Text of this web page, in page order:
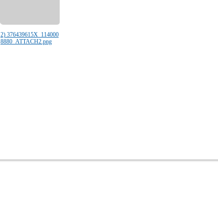
2) 376439615X_114000
8880_ATTACH2.png